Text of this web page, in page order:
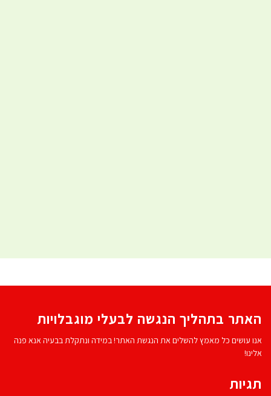
האתר בתהליך הנגשה לבעלי מוגבלויות
אנו עושים כל מאמץ להשלים את הנגשת האתר! במידה ונתקלת בבעיה אנא פנה
אלינו!
תגיות